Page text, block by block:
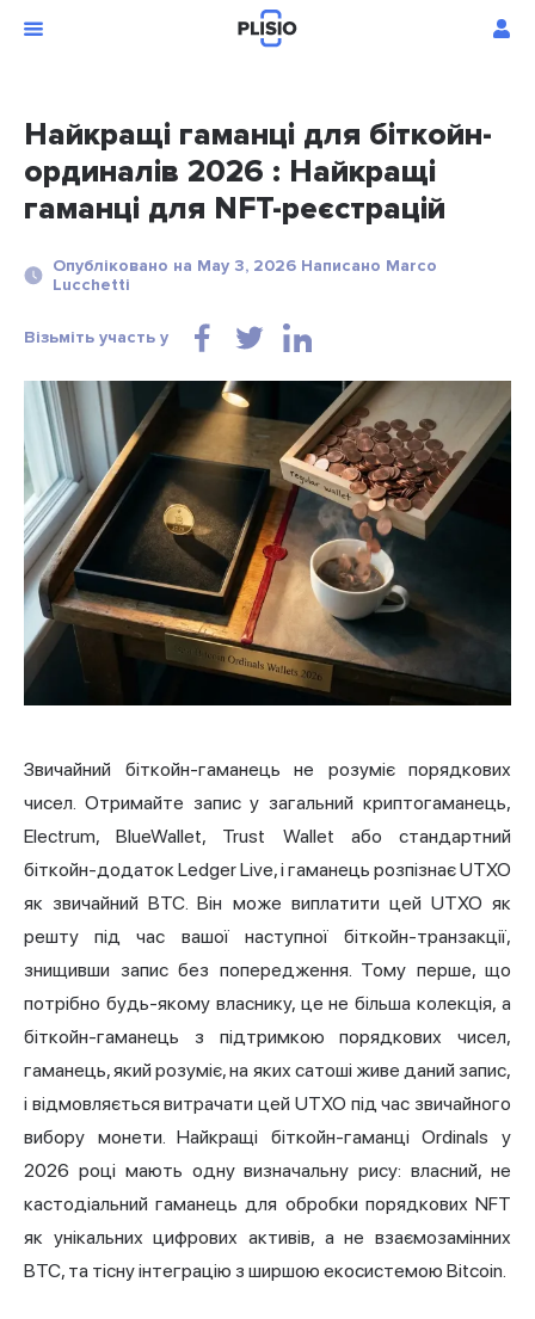
Найкращі гаманці для біткойн-
ординалів 2026 : Найкращі
гаманці для NFT-реєстрацій
Опубліковано на May 3, 2026 Написано Marco
Lucchetti
Візьміть участь у
Звичайний біткойн-гаманець не розуміє порядкових
чисел. Отримайте запис у загальний криптогаманець,
Electrum, BlueWallet, Trust Wallet або стандартний
біткойн-додаток Ledger Live, і гаманець розпізнає UTXO
як звичайний BTC. Він може виплатити цей UTXO як
решту під час вашої наступної біткойн-транзакції,
знищивши запис без попередження. Тому перше, що
потрібно будь-якому власнику, це не більша колекція, а
біткойн-гаманець з підтримкою порядкових чисел,
гаманець, який розуміє, на яких сатоші живе даний запис,
і відмовляється витрачати цей UTXO під час звичайного
вибору монети. Найкращі біткойн-гаманці Ordinals у
2026 році мають одну визначальну рису: власний, не
кастодіальний гаманець для обробки порядкових NFT
як унікальних цифрових активів, а не взаємозамінних
BTC, та тісну інтеграцію з ширшою екосистемою Bitcoin.